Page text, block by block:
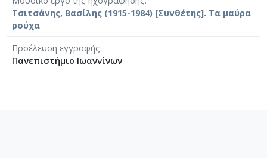
Τσιτσάνης, Βασίλης (1915-1984) [Συνθέτης]. Τα μαύρα
ρούχα
Προέλευση εγγραφής
Πανεπιστήμιο Ιωαννίνων